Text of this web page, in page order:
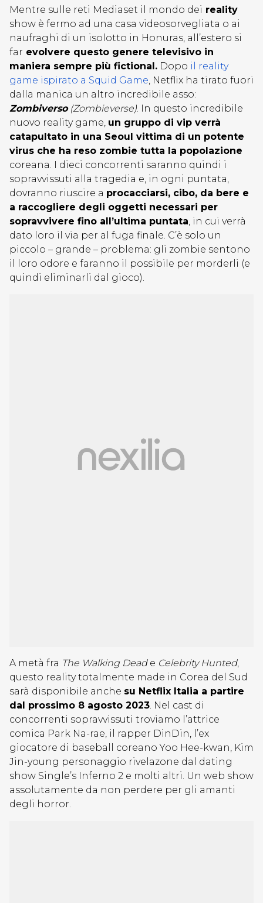
Mentre sulle reti Mediaset il mondo dei reality
show è fermo ad una casa videosorvegliata o ai
naufraghi di un isolotto in Honuras, all’estero si
far evolvere questo genere televisivo in
maniera sempre più fictional. Dopo il reality
game ispirato a Squid Game, Netflix ha tirato fuori
dalla manica un altro incredibile asso:
Zombiverso(Zombieverse). In questo incredibile
nuovo reality game, un gruppo di vip verrà
catapultato in una Seoul vittima di un potente
virus che ha reso zombie tutta la popolazione
coreana. I dieci concorrenti saranno quindi i
sopravvissuti alla tragedia e, in ogni puntata,
dovranno riuscire a procacciarsi, cibo, da bere e
a raccogliere degli oggetti necessari per
sopravvivere fino all’ultima puntata, in cui verrà
dato loro il via per al fuga finale. C’è solo un
piccolo – grande – problema: gli zombie sentono
il loro odore e faranno il possibile per morderli (e
quindi eliminarli dal gioco).
A metà fra The Walking Deade Celebrity Hunted,
questo reality totalmente made in Corea del Sud
sarà disponibile anche su Netflix Italia a partire
dal prossimo 8 agosto 2023. Nel cast di
concorrenti sopravvissuti troviamo l’attrice
comica Park Na-rae, il rapper DinDin, l’ex
giocatore di baseball coreano Yoo Hee-kwan, Kim
Jin-young personaggio rivelazone dal dating
show Single’s Inferno 2 e molti altri. Un web show
assolutamente da non perdere per gli amanti
degli horror.